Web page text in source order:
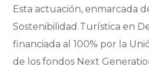
Esta actuación, enmarcada
Sostenibilidad Turística en
financiada al 100% por la
de los fondos Next